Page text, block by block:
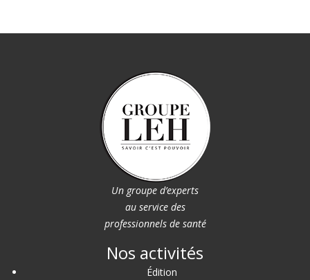
Un groupe d’experts
au service des
professionnels de santé
Nos activités
Édition